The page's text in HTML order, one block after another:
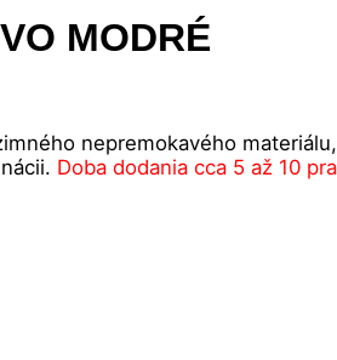
MODRÉ
nepremokavého
Doba dodania cca 5 až 10